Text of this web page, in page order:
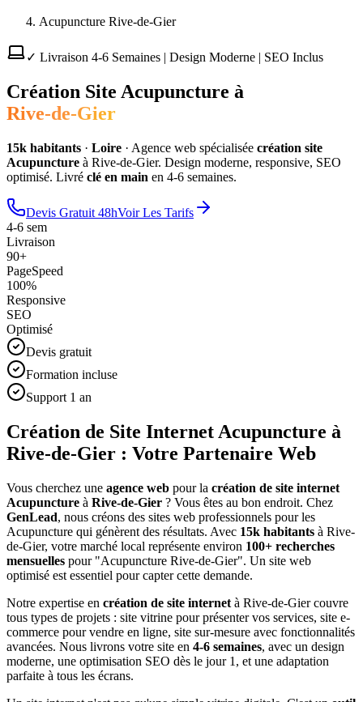
Acupuncture Rive-de-Gier
✓ Livraison 4-6 Semaines | Design Moderne | SEO Inclus
Création Site Acupuncture à
Rive-de-Gier
15k habitants · Loire · Agence web spécialisée création site
Acupuncture à Rive-de-Gier. Design moderne, responsive, SEO
optimisé. Livré clé en main en 4-6 semaines.
Devis Gratuit 48hVoir Les Tarifs
4-6 sem
Livraison
90+
PageSpeed
100%
Responsive
SEO
Optimisé
Devis gratuit
Formation incluse
Support 1 an
Création de Site Internet Acupuncture à
Rive-de-Gier : Votre Partenaire Web
Vous cherchez une agence web pour la création de site internet
Acupuncture à Rive-de-Gier ? Vous êtes au bon endroit. Chez
GenLead, nous créons des sites web professionnels pour les
Acupuncture qui génèrent des résultats. Avec 15k habitants à Rive-
de-Gier, votre marché local représente environ 100+ recherches
mensuelles pour "Acupuncture Rive-de-Gier". Un site web
optimisé est essentiel pour capter cette demande.
Notre expertise en création de site internet à Rive-de-Giercouvre
tous types de projets : site vitrine pour présenter vos services, site e-
commerce pour vendre en ligne, site sur-mesure avec fonctionnalités
avancées. Nous livrons votre site en 4-6 semaines, avec un design
moderne, une optimisation SEO dès le jour 1, et une adaptation
parfaite à tous les écrans.